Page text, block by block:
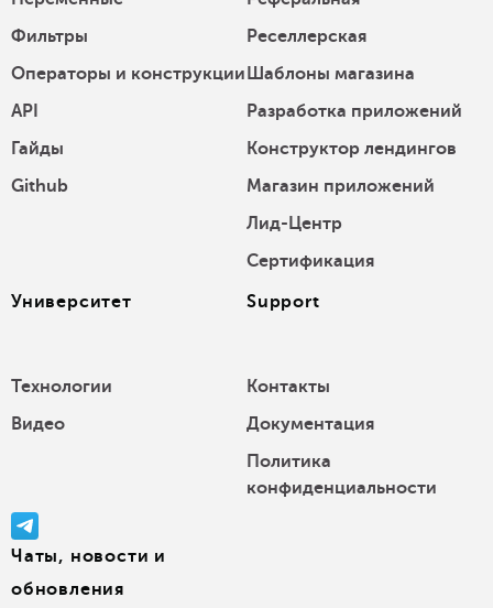
Фильтры
Операторы и конструкции
API
Гайды
Github
Реселлерская
Шаблоны магазина
Разработка приложений
Конструктор лендингов
Магазин приложений
Лид-Центр
Сертификация
Университет
Технологии
Видео
Support
Контакты
Документация
Политика
конфиденциальности
Чаты, новости и
обновления